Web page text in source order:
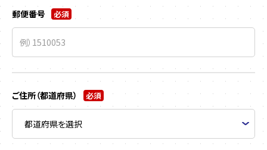
郵便番号 必須
ご住所（都道府県） 必須